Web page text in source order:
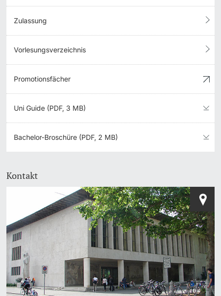
Zulassung
Vorlesungsverzeichnis
Promotionsfächer
Uni Guide (PDF, 3 MB)
Bachelor-Broschüre (PDF, 2 MB)
Kontakt